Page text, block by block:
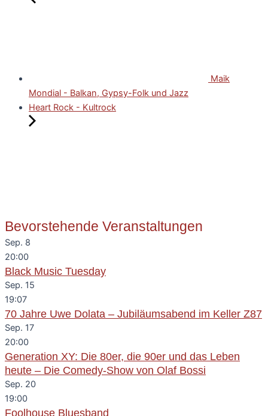
Maik
Mondial - Balkan, Gypsy-Folk und Jazz
Heart Rock - Kultrock
Bevorstehende Veranstaltungen
Sep. 8
20:00
Black Music Tuesday
Sep. 15
19:07
70 Jahre Uwe Dolata – Jubiläumsabend im Keller Z87
Sep. 17
20:00
Generation XY: Die 80er, die 90er und das Leben
heute – Die Comedy-Show von Olaf Bossi
Sep. 20
19:00
Foolhouse Bluesband